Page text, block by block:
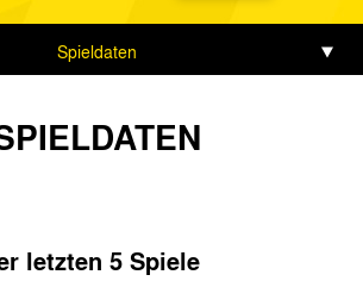
Spieldaten
letzten 5 Spiele